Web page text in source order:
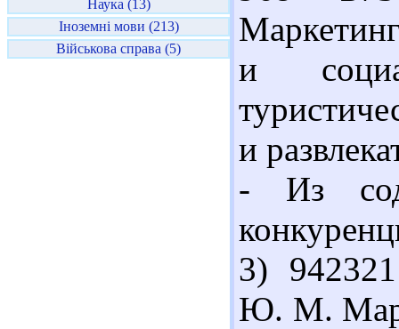
Наука (13)
Іноземні мови (213)
Військова справа (5)
и
и
- Из
3)
Ю. М.